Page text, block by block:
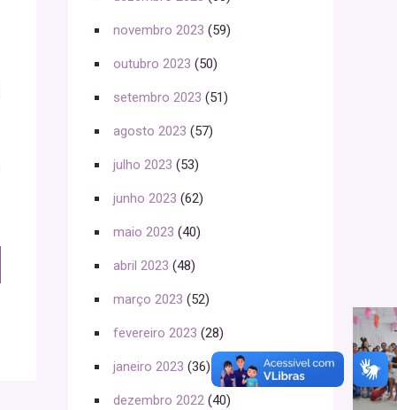
novembro 2023 (59)
outubro 2023 (50)
setembro 2023 (51)
agosto 2023 (57)
julho 2023 (53)
junho 2023 (62)
maio 2023 (40)
abril 2023 (48)
março 2023 (52)
fevereiro 2023 (28)
janeiro 2023 (36)
dezembro 2022 (40)